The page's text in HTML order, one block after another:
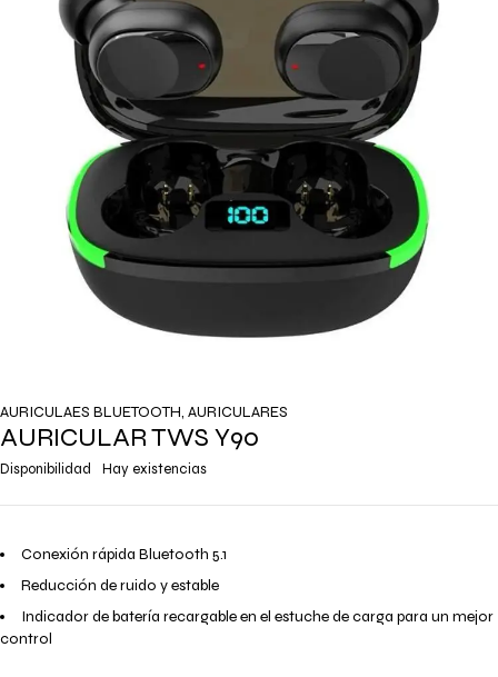
AURICULAES BLUETOOTH, AURICULARES
AURICULAR TWS Y90
Disponibilidad Hay existencias
Conexión rápida Bluetooth 5.1
Reducción de ruido y estable
Indicador de batería recargable en el estuche de carga para un mejor
control